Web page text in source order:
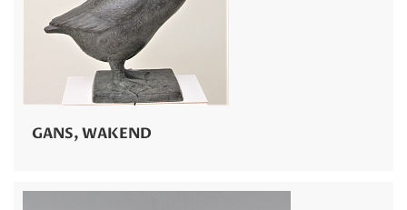
GANS, WAKEND